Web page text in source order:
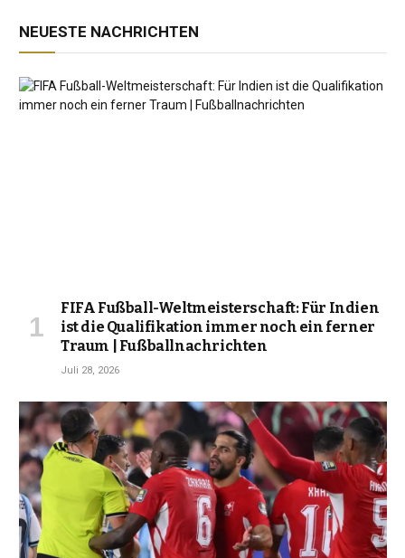
NEUESTE NACHRICHTEN
FIFA Fußball-Weltmeisterschaft: Für Indien
ist die Qualifikation immer noch ein ferner
Traum | Fußballnachrichten
Juli 28, 2026